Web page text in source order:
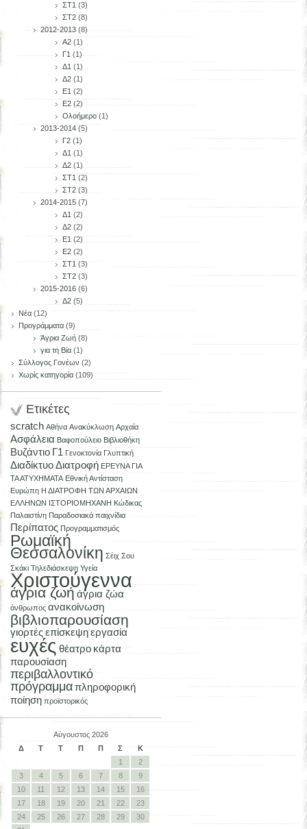
ΣΤ1 (3)
ΣΤ2 (8)
2012-2013 (8)
Α2 (1)
Γ1 (1)
Δ1 (1)
Δ2 (1)
Ε1 (2)
Ε2 (2)
Ολοήμερο (1)
2013-2014 (5)
Γ2 (1)
Δ1 (1)
Δ2 (1)
ΣΤ1 (2)
ΣΤ2 (3)
2014-2015 (7)
Δ1 (2)
Δ2 (2)
Ε1 (2)
Ε2 (2)
ΣΤ1 (3)
ΣΤ2 (3)
2015-2016 (6)
Δ2 (5)
Νέα (12)
Προγράμματα (9)
Άγρια Ζωή (8)
για τη Βία (1)
Σύλλογος Γονέων (2)
Χωρίς κατηγορία (109)
Ετικέτες
scratch Αθήνα Ανακύκλωση Αρχαία
Ασφάλεια Βαφοπούλειο Βιβλιοθήκη
Βυζάντιο Γ1 Γενοκτονία Γλυπτική
ΔιαδίκτυοΔιατροφή ΕΡΕΥΝΑ ΓΙΑ
ΤΑ ΑΤΥΧΗΜΑΤΑ Εθνική Αντίσταση
Ευρώπη Η ΔΙΑΤΡΟΦΗ ΤΩΝ ΑΡΧΑΙΩΝ
ΕΛΛΗΝΩΝ ΙΣΤΟΡΙΟΜΗΧΑΝΗ Κώδικας
Παλαιστίνη Παραδοσιακά παιχνίδια
Περίπατος Προγραμματισμός
Ρωμαϊκή
Θεσσαλονίκη Σέιχ Σου
Σκάκι Τηλεδιάσκεψη Υγεία
Χριστούγεννα
άγρια ζωήάγρια ζώα
άνθρωπος ανακοίνωση
βιβλιοπαρουσίαση
γιορτέςεπίσκεψηεργασία
ευχές θέατρο κάρτα
παρουσίαση
περιβαλλοντικό
πρόγραμμαπληροφορική
ποίηση προϊστορικός
Αύγουστος 2026
Δ
Τ Τ Π Π Σ
Κ
1
2
3
4 5 6 7 8
9
10
11 12 13 14 15
16
17
18 19 20 21 22
23
24
25 26 27 28 29
30